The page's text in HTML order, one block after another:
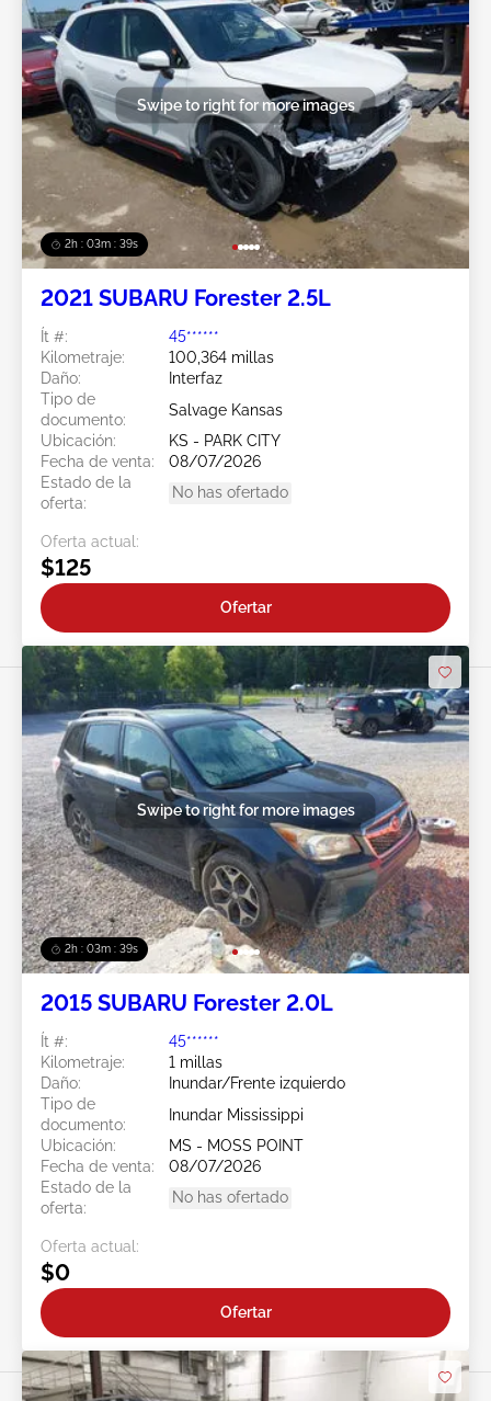
2h : 03m : 37s
Swipe to right for more images
2021 SUBARU Forester 2.5L
Ít #:
45******
Kilometraje:
100,364 millas
Daño:
Interfaz
Tipo de
documento:
Salvage Kansas
Ubicación:
KS - PARK CITY
Fecha de venta:
08/07/2026
Estado de la
oferta:
No has ofertado
Oferta actual:
$125
Ofertar
2h : 03m : 37s
Swipe to right for more images
2015 SUBARU Forester 2.0L
Ít #:
45******
Kilometraje:
1 millas
Daño:
Inundar/Frente izquierdo
Tipo de
documento:
Inundar Mississippi
Ubicación:
MS - MOSS POINT
Fecha de venta:
08/07/2026
Estado de la
oferta:
No has ofertado
Oferta actual:
$0
Ofertar